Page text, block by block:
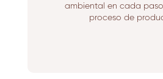
ambiental en cada
proceso de